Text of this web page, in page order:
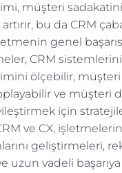
müşteri sadakatini
artırır, bu da CRM
genel
CRM
ölçebilir,
ve müşteri
için
ve CX,
geliştirmeleri,
uzun vadeli